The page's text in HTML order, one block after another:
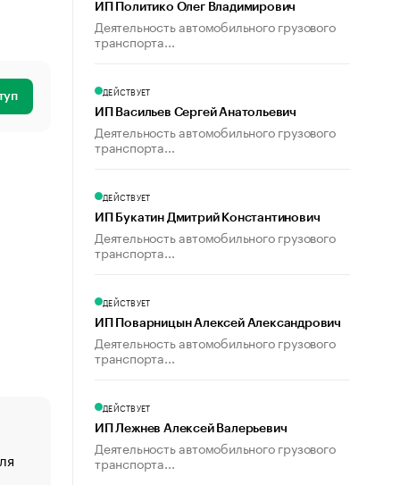
«От спорта тело стареет иначе». Как живет глава
создавшей GTA
ИП Политико Олег Владимирович
Деятельность автомобильного грузового
транспорта...
ДЕЙСТВУЕТ
ИП Васильев Сергей Анатольевич
Деятельность автомобильного грузового
транспорта...
ДЕЙСТВУЕТ
ИП Букатин Дмитрий Константинович
Деятельность автомобильного грузового
транспорта...
ДЕЙСТВУЕТ
ИП Поварницын Алексей Александрович
Деятельность автомобильного грузового
транспорта...
ДЕЙСТВУЕТ
ИП Лежнев Алексей Валерьевич
Деятельность автомобильного грузового
транспорта...